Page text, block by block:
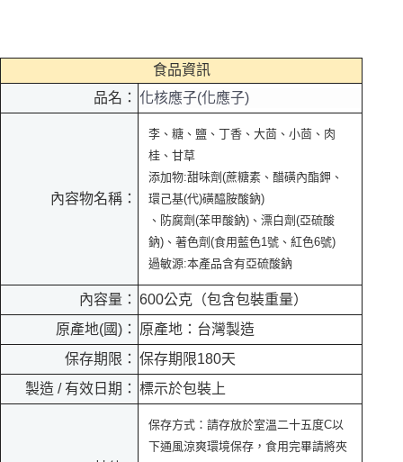
食品資訊
品名： 化核應子(化應子)
內容物名稱：
李、糖、鹽、丁香、大茴、小茴、肉
桂、甘草
添加物:甜味劑(蔗糖素、醋磺內酯鉀、
環己基(代)磺醯胺酸鈉)
、防腐劑(苯甲酸鈉)、漂白劑(亞硫酸
鈉)、著色劑(食用藍色1號、紅色6號)
過敏源:本產品含有亞硫酸鈉
內容量： 600公克（包含包裝重量）
原產地(國)：
原產地：台灣製造
保存期限： 保存期限180天
製造 / 有效日期： 標示於包裝上
保存方式：請存放於室溫二十五度C以
下通風涼爽環境保存，食用完畢請將夾